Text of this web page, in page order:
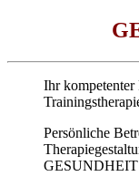
Ihr kompetenter
Persönliche